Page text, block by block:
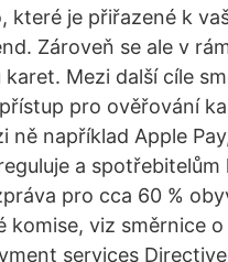
které je přiřazené k
Zároveň se ale v
Mezi další cíle
pro ověřování
ně například Apple
a spotřebitelům
pro cca 60 %
komise, viz směrnice
services